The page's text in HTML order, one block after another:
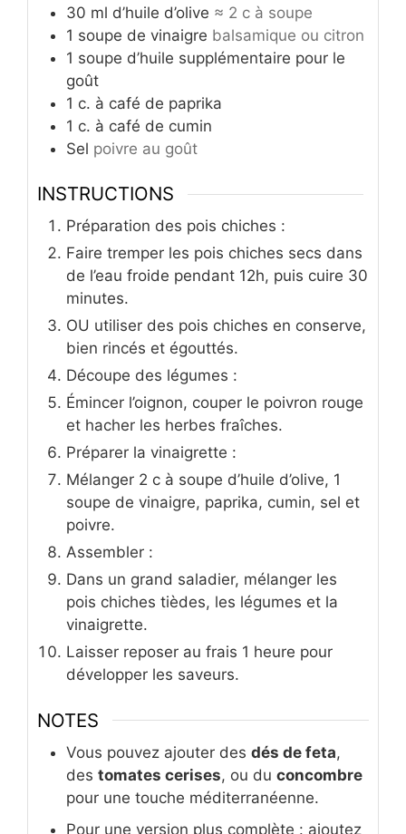
30 ml d’huile d’olive ≈ 2 c à soupe
1 soupe de vinaigre balsamique ou citron
1 soupe d’huile supplémentaire pour le
goût
1 c. à café de paprika
1 c. à café de cumin
Sel poivre au goût
INSTRUCTIONS
Préparation des pois chiches :
Faire tremper les pois chiches secs dans
de l’eau froide pendant 12h, puis cuire 30
minutes.
OU utiliser des pois chiches en conserve,
bien rincés et égouttés.
Découpe des légumes :
Émincer l’oignon, couper le poivron rouge
et hacher les herbes fraîches.
Préparer la vinaigrette :
Mélanger 2 c à soupe d’huile d’olive, 1
soupe de vinaigre, paprika, cumin, sel et
poivre.
Assembler :
Dans un grand saladier, mélanger les
pois chiches tièdes, les légumes et la
vinaigrette.
Laisser reposer au frais 1 heure pour
développer les saveurs.
NOTES
Vous pouvez ajouter des dés de feta,
des tomates cerises, ou du concombre
pour une touche méditerranéenne.
Pour une version plus complète : ajoutez